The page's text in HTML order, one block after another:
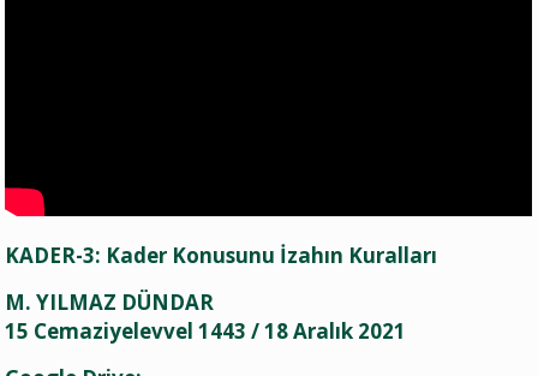
KADER-3: Kader Konusunu İzahın Kuralları
M. YILMAZ DÜNDAR
15 Cemaziyelevvel 1443 / 18 Aralık 2021